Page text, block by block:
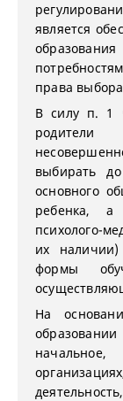
является
права
В силу п. 1
родители
выбирать
основного
ребенка,
психолого-
их
формы
На